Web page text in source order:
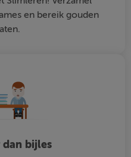
en bereik gouden
dan bijles